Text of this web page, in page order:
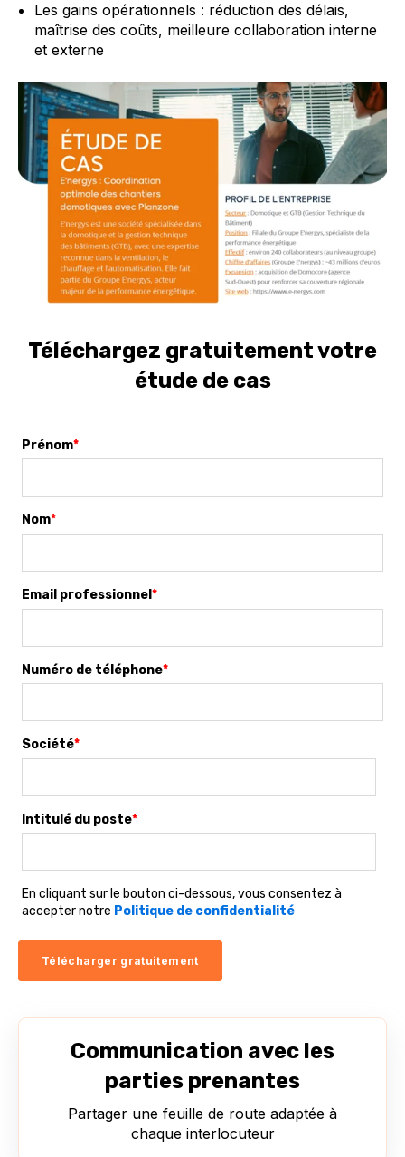
Les gains opérationnels : réduction des délais,
maîtrise des coûts, meilleure collaboration interne
et externe
Téléchargez gratuitement votre
étude de cas
Prénom*
Nom*
Email professionnel *
Numéro de téléphone*
Société*
Intitulé du poste*
En cliquant sur le bouton ci-dessous, vous consentez à
accepter notre Politique de confidentialité
Communication avec les
parties prenantes
Partager une feuille de route adaptée à
chaque interlocuteur